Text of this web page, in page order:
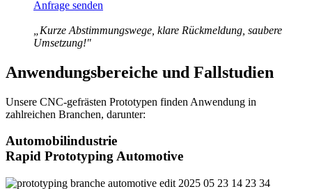
Anfrage senden
„Kurze Abstimmungswege, klare Rückmeldung, saubere
Umsetzung!"
Anwendungsbereiche und Fallstudien
Unsere CNC-gefrästen Prototypen finden Anwendung in
zahlreichen Branchen, darunter:
Automobilindustrie
Rapid Prototyping Automotive